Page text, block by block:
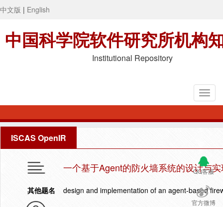
中文版 | English
中国科学院软件研究所机构
Institutional Repository
ISCAS OpenIR
QQ客服
官方微博
一个基于Agent的防火墙系统的设计与
其他题名 design and implementation of an agent-based